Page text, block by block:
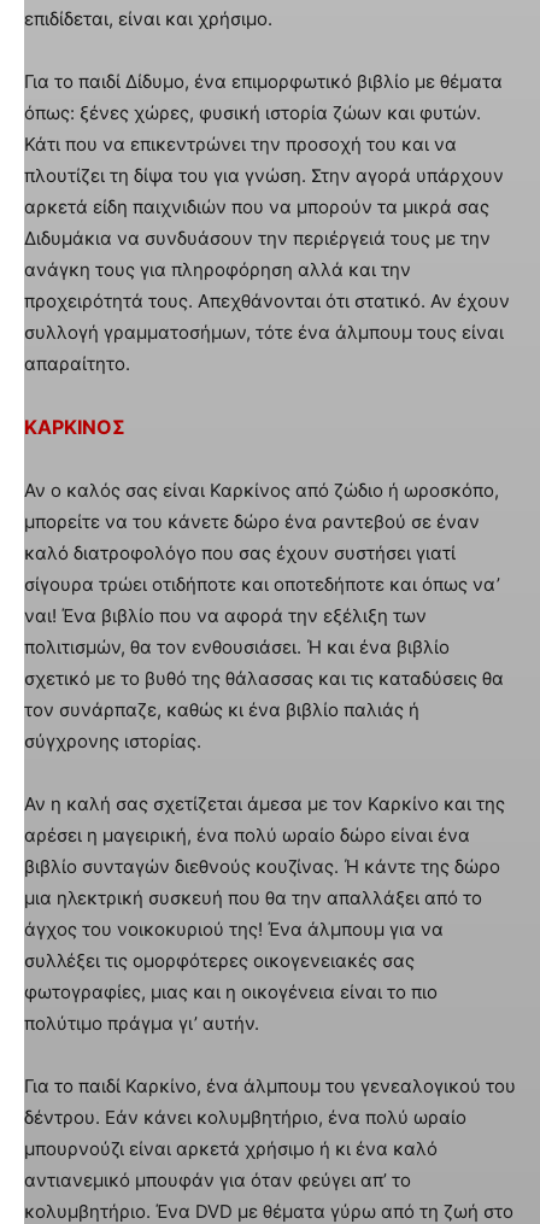
επιδίδεται, είναι και χρήσιμο.
Για το παιδί Δίδυμο, ένα επιμορφωτικό βιβλίο με θέματα
όπως: ξένες χώρες, φυσική ιστορία ζώων και φυτών.
Κάτι που να επικεντρώνει την προσοχή του και να
πλουτίζει τη δίψα του για γνώση. Στην αγορά υπάρχουν
αρκετά είδη παιχνιδιών που να μπορούν τα μικρά σας
Διδυμάκια να συνδυάσουν την περιέργειά τους με την
ανάγκη τους για πληροφόρηση αλλά και την
προχειρότητά τους. Απεχθάνονται ότι στατικό. Αν έχουν
συλλογή γραμματοσήμων, τότε ένα άλμπουμ τους είναι
απαραίτητο.
ΚΑΡΚΙΝΟΣ
Αν ο καλός σας είναι Καρκίνος από ζώδιο ή ωροσκόπο,
μπορείτε να του κάνετε δώρο ένα ραντεβού σε έναν
καλό διατροφολόγο που σας έχουν συστήσει γιατί
σίγουρα τρώει οτιδήποτε και οποτεδήποτε και όπως να’
ναι! Ένα βιβλίο που να αφορά την εξέλιξη των
πολιτισμών, θα τον ενθουσιάσει. Ή και ένα βιβλίο
σχετικό με το βυθό της θάλασσας και τις καταδύσεις θα
τον συνάρπαζε, καθώς κι ένα βιβλίο παλιάς ή
σύγχρονης ιστορίας.
Αν η καλή σας σχετίζεται άμεσα με τον Καρκίνο και της
αρέσει η μαγειρική, ένα πολύ ωραίο δώρο είναι ένα
βιβλίο συνταγών διεθνούς κουζίνας. Ή κάντε της δώρο
μια ηλεκτρική συσκευή που θα την απαλλάξει από το
άγχος του νοικοκυριού της! Ένα άλμπουμ για να
συλλέξει τις ομορφότερες οικογενειακές σας
φωτογραφίες, μιας και η οικογένεια είναι το πιο
πολύτιμο πράγμα γι’ αυτήν.
Για το παιδί Καρκίνο, ένα άλμπουμ του γενεαλογικού του
δέντρου. Εάν κάνει κολυμβητήριο, ένα πολύ ωραίο
μπουρνούζι είναι αρκετά χρήσιμο ή κι ένα καλό
αντιανεμικό μπουφάν για όταν φεύγει απ’ το
κολυμβητήριο. Ένα DVD με θέματα γύρω από τη ζωή στο